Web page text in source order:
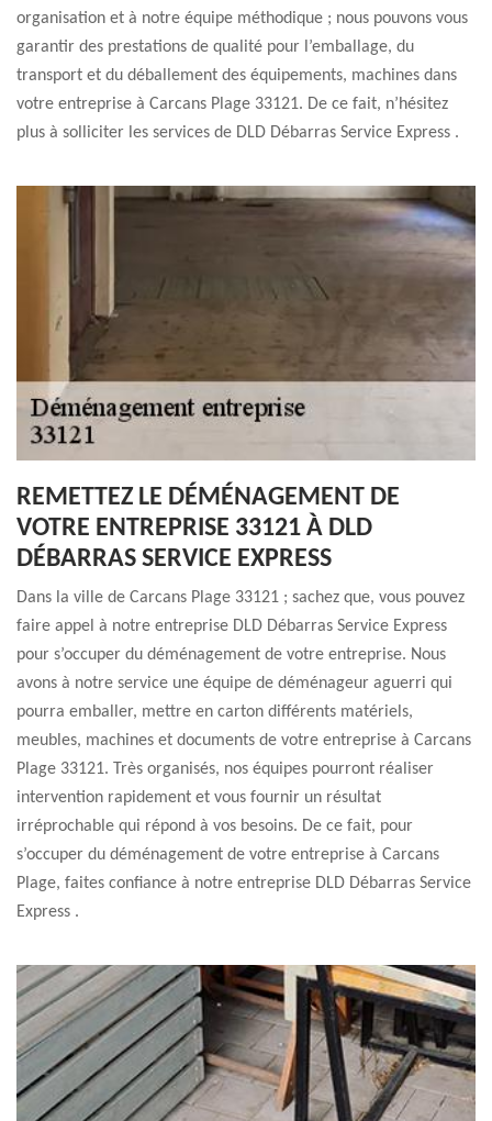
organisation et à notre équipe méthodique ; nous pouvons vous
garantir des prestations de qualité pour l’emballage, du
transport et du déballement des équipements, machines dans
votre entreprise à Carcans Plage 33121. De ce fait, n’hésitez
plus à solliciter les services de DLD Débarras Service Express .
REMETTEZ LE DÉMÉNAGEMENT DE
VOTRE ENTREPRISE 33121 À DLD
DÉBARRAS SERVICE EXPRESS
Dans la ville de Carcans Plage 33121 ; sachez que, vous pouvez
faire appel à notre entreprise DLD Débarras Service Express
pour s’occuper du déménagement de votre entreprise. Nous
avons à notre service une équipe de déménageur aguerri qui
pourra emballer, mettre en carton différents matériels,
meubles, machines et documents de votre entreprise à Carcans
Plage 33121. Très organisés, nos équipes pourront réaliser
intervention rapidement et vous fournir un résultat
irréprochable qui répond à vos besoins. De ce fait, pour
s’occuper du déménagement de votre entreprise à Carcans
Plage, faites confiance à notre entreprise DLD Débarras Service
Express .